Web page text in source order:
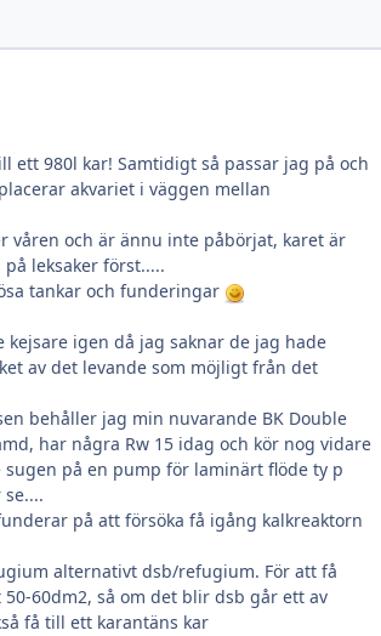
980l kar! Samtidigt så passar jag på och
akvariet i väggen mellan
våren och är ännu inte påbörjat, karet är
leksaker först.....
tankar och funderingar
igen då jag saknar de jag hade
av det levande som möjligt från det
behåller jag min nuvarande BK Double
har några Rw 15 idag och kör nog vidare
på en pump för laminärt flöde ty p
på att försöka få igång kalkreaktorn
alternativt dsb/refugium. För att få
60dm2, så om det blir dsb går ett av
få till ett karantäns kar